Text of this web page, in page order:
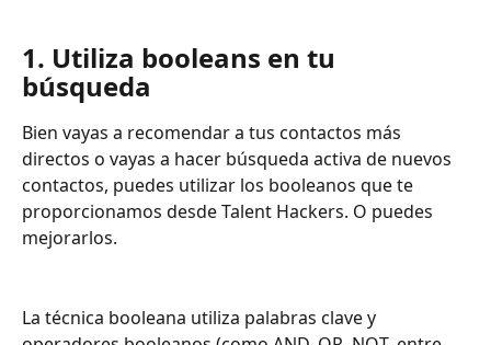
1. Utiliza booleans en tu
búsqueda
Bien vayas a recomendar a tus contactos más
directos o vayas a hacer búsqueda activa de nuevos
contactos, puedes utilizar los booleanos que te
proporcionamos desde Talent Hackers. O puedes
mejorarlos.
La técnica booleana utiliza palabras clave y